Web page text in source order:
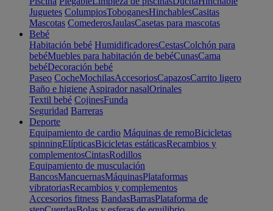
Juguetes ColumpiosToboganesHinchablesCasitas
Mascotas ComederosJaulasCasetas para mascotas
Bebé
Habitación bebé HumidificadoresCestasColchón para
bebéMuebles para habitación de bebéCunasCama
bebéDecoración bebé
Paseo CocheMochilasAccesoriosCapazosCarrito ligero
Baño e higiene Aspirador nasalOrinales
Textil bebé CojinesFunda
Seguridad Barreras
Deporte
Equipamiento de cardio Máquinas de remoBicicletas
spinningElípticasBicicletas estáticasRecambios y
complementosCintasRodillos
Equipamiento de musculación
BancosMancuernasMáquinasPlataformas
vibratoriasRecambios y complementos
Accesorios fitness BandasBarrasPlataforma de